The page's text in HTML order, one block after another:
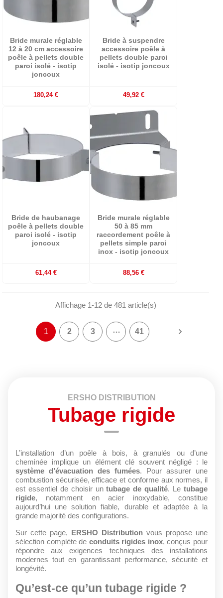
Bride murale réglable
12 à 20 cm accessoire
poêle à pellets double
paroi isolé - isotip
joncoux
180,24 €
Bride à suspendre
accessoire poêle à
pellets double paroi
isolé - isotip joncoux
49,92 €
Bride de haubanage
poêle à pellets double
paroi isolé - isotip
joncoux
61,44 €
Bride murale réglable
50 à 85 mm
raccordement poêle à
pellets simple paroi
inox - isotip joncoux
88,56 €
Affichage 1-12 de 481 article(s)
1 2 3 … 41 
ERSHO DISTRIBUTION
Tubage rigide
L’installation d’un poêle à bois, à granulés ou d’une
cheminée implique un élément clé souvent négligé : le
système d’évacuation des fumées. Pour assurer une
combustion sécurisée, efficace et conforme aux normes, il
est essentiel de choisir untubage de qualité. Letubage
rigide, notamment en acier inoxydable, constitue
aujourd’hui une solution fiable, durable et adaptée à la
grande majorité des configurations.
Sur cette page, ERSHO Distribution vous propose une
sélection complète de conduits rigides inox, conçus pour
répondre aux exigences techniques des installations
modernes tout en garantissant performance, sécurité et
longévité.
Qu’est-ce qu’un tubage rigide ?